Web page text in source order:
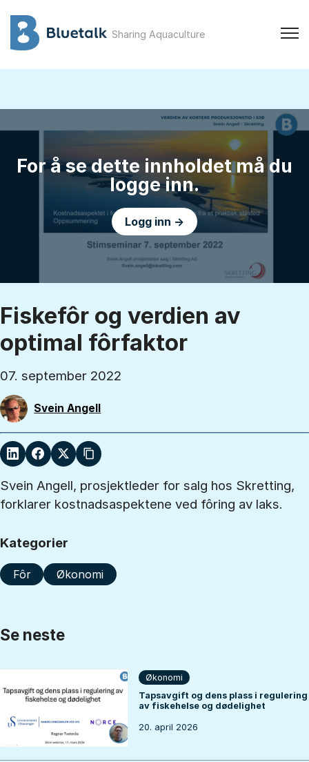
Sharing Aquaculture
For å se dette innholdet må du
logge inn.
Logg inn →
Fiskefôr og verdien av
optimal fôrfaktor
07. september 2022
Svein Angell
Se neste
Økonomi
Tapsavgift og dens plass i regulering
av fiskehelse og dødelighet
20. april 2026
Svein Angell, prosjektleder for salg hos Skretting,
forklarer kostnadsaspektene ved fôring av laks.
Kategorier
Fôr Økonomi